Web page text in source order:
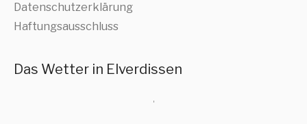
Datenschutzerklärung
Haftungsausschluss
Das Wetter in Elverdissen
,